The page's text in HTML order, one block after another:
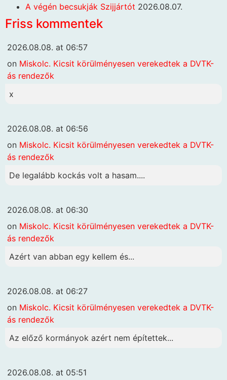
A végén becsukják Szijjártót 2026.08.07.
Friss kommentek
2026.08.08. at 06:57
on Miskolc. Kicsit körülményesen verekedtek a DVTK-
ás rendezők
x
2026.08.08. at 06:56
on Miskolc. Kicsit körülményesen verekedtek a DVTK-
ás rendezők
De legalább kockás volt a hasam....
2026.08.08. at 06:30
on Miskolc. Kicsit körülményesen verekedtek a DVTK-
ás rendezők
Azért van abban egy kellem és...
2026.08.08. at 06:27
on Miskolc. Kicsit körülményesen verekedtek a DVTK-
ás rendezők
Az előző kormányok azért nem építettek...
2026.08.08. at 05:51